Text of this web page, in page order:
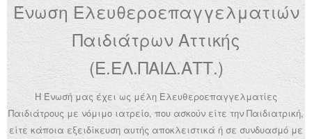
Ένωση Ελευθεροεπαγγελματιών
Παιδιάτρων Αττικής
(Ε.ΕΛ.ΠΑΙΔ.ΑΤΤ.)
Η Ένωσή μας έχει ως μέλη Ελευθεροεπαγγελματίες
Παιδιάτρους με νόμιμο ιατρείο, που ασκούν είτε την Παιδιατρική,
είτε κάποια εξειδίκευση αυτής αποκλειστικά ή σε συνδυασμό με
Ανακοινώσεις
Εργαλεία για Παιδιάτρους
Χρήσιμα Links
Επεξεργασία Προφίλ